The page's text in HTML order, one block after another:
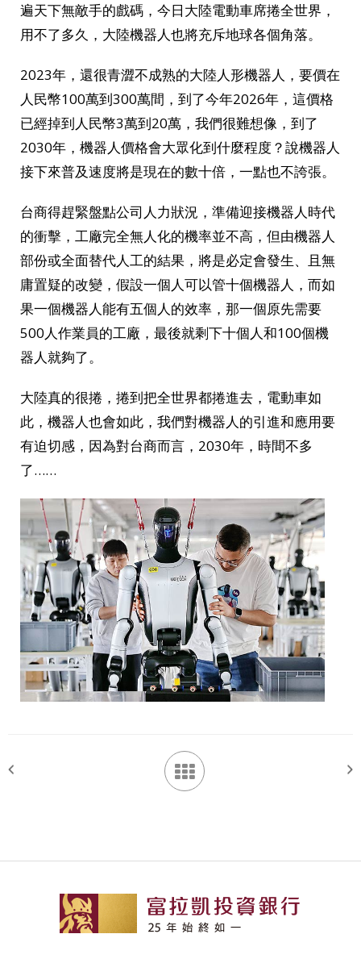
遍天下無敵手的戲碼，今日大陸電動車席捲全世界，
用不了多久，大陸機器人也將充斥地球各個角落。
2023年，還很青澀不成熟的大陸人形機器人，要價在
人民幣100萬到300萬間，到了今年2026年，這價格
已經掉到人民幣3萬到20萬，我們很難想像，到了
2030年，機器人價格會大眾化到什麼程度？說機器人
接下來普及速度將是現在的數十倍，一點也不誇張。
台商得趕緊盤點公司人力狀況，準備迎接機器人時代
的衝擊，工廠完全無人化的機率並不高，但由機器人
部份或全面替代人工的結果，將是必定會發生、且無
庸置疑的改變，假設一個人可以管十個機器人，而如
果一個機器人能有五個人的效率，那一個原先需要
500人作業員的工廠，最後就剩下十個人和100個機
器人就夠了。
大陸真的很捲，捲到把全世界都捲進去，電動車如
此，機器人也會如此，我們對機器人的引進和應用要
有迫切感，因為對台商而言，2030年，時間不多
了……